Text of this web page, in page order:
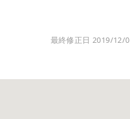
最終修正日 2019/12/